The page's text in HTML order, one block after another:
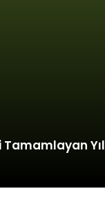
Tamamlayan